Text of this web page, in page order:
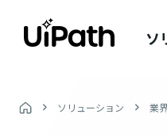
ソ
ソリューション 業